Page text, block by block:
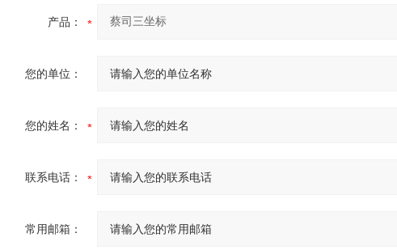
产品：
您的单位：
您的姓名：
联系电话：
常用邮箱：